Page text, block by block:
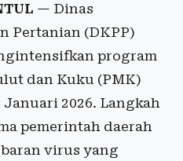
— Dinas
Pertanian (DKPP)
program
dan Kuku (PMK)
2026. Langkah
pemerintah daerah
virus yang